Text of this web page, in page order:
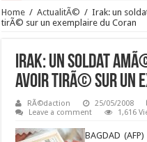
Home / ActualitÃ© / Irak: un
tirÃ© sur un exemplaire du Coran
Irak: un soldat
avoir tirÃ© sur un
RÃ©daction 25/05/2008
Leave a comment
1,616
BAGDAD (AFP)